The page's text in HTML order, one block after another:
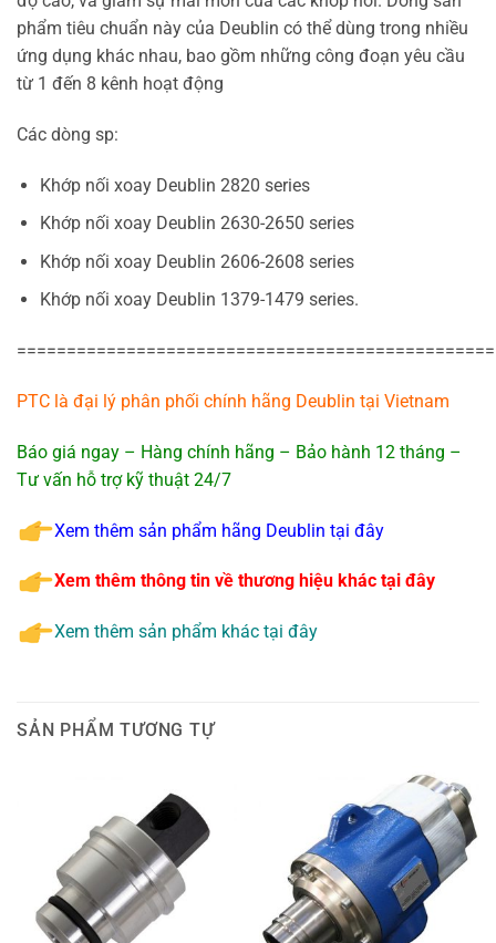
phẩm tiêu chuẩn này của Deublin có thể dùng trong nhiều
ứng dụng khác nhau, bao gồm những công đoạn yêu cầu
từ 1 đến 8 kênh hoạt động
Các dòng sp:
Khớp nối xoay Deublin 2820 series
Khớp nối xoay Deublin 2630-2650 series
Khớp nối xoay Deublin 2606-2608 series
Khớp nối xoay Deublin 1379-1479 series.
PTC là đại lý phân phối chính hãng Deublin tại Vietnam
Báo giá ngay – Hàng chính hãng – Bảo hành 12 tháng –
Tư vấn hỗ trợ kỹ thuật 24/7
Xem thêm sản phẩm hãng Deublin tại đây
Xem thêm thông tin về thương hiệu khác tại đây
Xem thêm sản phẩm khác tại đây
SẢN PHẨM TƯƠNG TỰ